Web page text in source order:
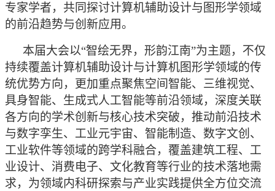
专家学者，共同探讨计算机辅助设计与图形学领域
的前沿趋势与创新应用。
本届大会以“智绘无界，形韵江南”为主题，不仅
持续覆盖计算机辅助设计与计算机图形学领域的传
统优势方向，更加重点聚焦空间智能、三维视觉、
具身智能、生成式人工智能等前沿领域，深度关联
各方向的学术创新与核心技术突破，推动前沿技术
与数字孪生、工业元宇宙、智能制造、数字文创、
工业软件等领域的跨学科融合，覆盖建筑工程、工
业设计、消费电子、文化教育等行业的技术落地需
求，为领域内科研探索与产业实践提供全方位交流